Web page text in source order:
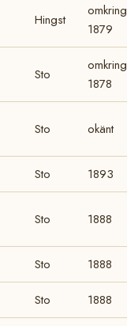
Hingst
omkring
1879
Sto
omkring
1878
Sto okänt
Sto 1893
Sto 1888
Sto 1888
Sto 1888